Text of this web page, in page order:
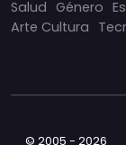
Salud Género
Arte Cultura
© 2005 - 2026